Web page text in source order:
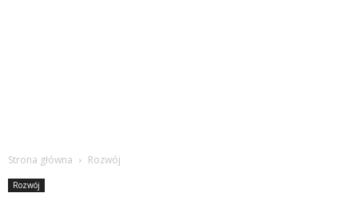
Strona główna Rozwój
Rozwój